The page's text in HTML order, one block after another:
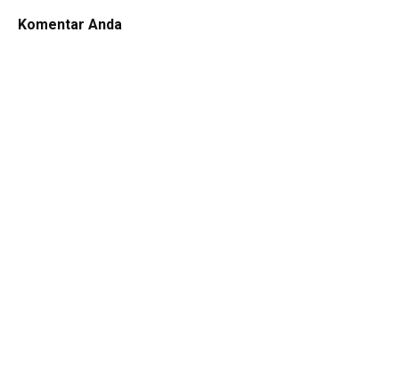
Komentar Anda